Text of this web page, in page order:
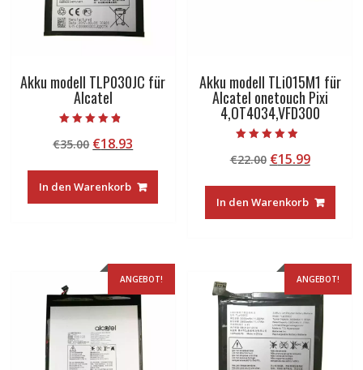
Akku modell TLP030JC für
Alcatel
4.50
von 5
€35.00 Ursprünglicher
war:
€35.00
€18.93
ist:
€18.93.
In den Warenkorb
Akku modell TLi015M1 für
Alcatel onetouch Pixi
4,OT4034,VFD300
4.50
von 5
€22.00 Ursprünglicher
war:
€22.00
€15.99
ist:
€15.99.
In den Warenkorb
ANGEBOT! ANGEBOT!